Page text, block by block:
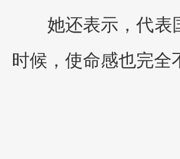
她还表示，代表
时候，使命感也完全